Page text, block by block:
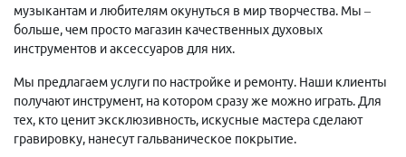
музыкантам и любителям окунуться в мир творчества. Мы –
больше, чем просто магазин качественных духовых
инструментов и аксессуаров для них.
Мы предлагаем услуги по настройке и ремонту. Наши клиенты
получают инструмент, на котором сразу же можно играть. Для
тех, кто ценит эксклюзивность, искусные мастера сделают
гравировку, нанесут гальваническое покрытие.